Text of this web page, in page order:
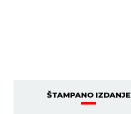
ŠTAMPANO IZDANJE